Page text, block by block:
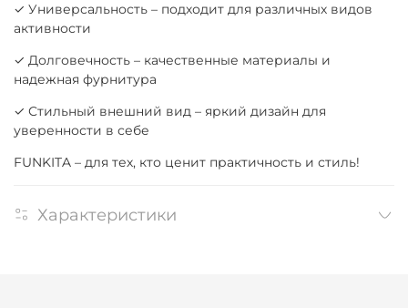
✓ Универсальность – подходит для различных видов
активности
✓ Долговечность – качественные материалы и
надежная фурнитура
✓ Стильный внешний вид – яркий дизайн для
уверенности в себе
FUNKITA – для тех, кто ценит практичность и стиль!
Характеристики